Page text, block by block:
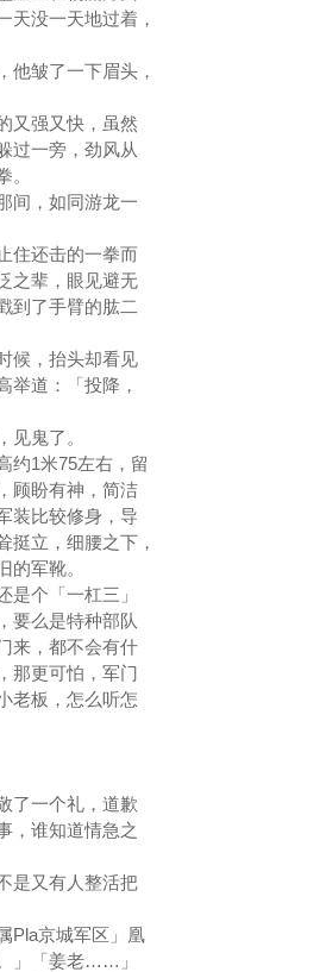
没一天地过着，
皱了一下眉头，
又强又快，虽然
过一旁，劲风从
。
间，如同游龙一
住还击的一拳而
之辈，眼见避无
到了手臂的肱二
候，抬头却看见
举道：「投降，
见鬼了。
1米75左右，留
顾盼有神，简洁
装比较修身，导
挺立，细腰之下，
的军靴。
个「一杠三」
要么是特种部队
来，都不会有什
那更可怕，军门
老板，怎么听怎
了一个礼，道歉
，谁知道情急之
是又有人整活把
Pla京城军区」凰
」「姜老……」